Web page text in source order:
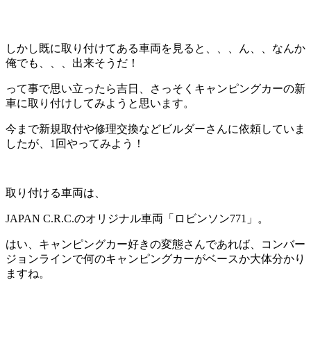
しかし既に取り付けてある車両を見ると、、、ん、、なんか
俺でも、、、出来そうだ！
って事で思い立ったら吉日、さっそくキャンピングカーの新
車に取り付けしてみようと思います。
今まで新規取付や修理交換などビルダーさんに依頼していま
したが、1回やってみよう！
取り付ける車両は、
JAPAN C.R.C.のオリジナル車両「ロビンソン771」。
はい、キャンピングカー好きの変態さんであれば、コンバー
ジョンラインで何のキャンピングカーがベースか大体分かり
ますね。